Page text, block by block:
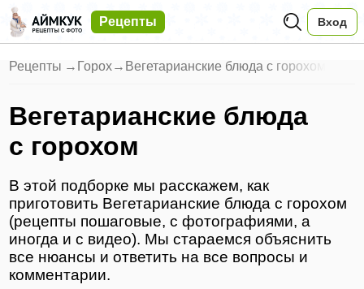
Рецепты Вход
Рецепты → Горох→ Вегетарианские блюда с горохом
Вегетарианские блюда
с горохом
В этой подборке мы расскажем, как
приготовить Вегетарианские блюда с горохом
(рецепты пошаговые, с фотографиями, а
иногда и с видео). Мы стараемся объяснить
все нюансы и ответить на все вопросы и
комментарии.